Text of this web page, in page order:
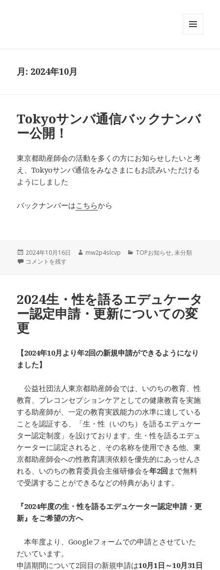
月: 2024年10月
Tokyoサンバ通信バックナンバ
ー公開！
東京都助産師会の活動を多くの方にお知らせしたいと考
え、Tokyoサンバ通信をみなさまにもお読みいただける
ようにしました
バックナンバーはこちらから
投
稿
2024年10月16日
作
mw2p4slcvp
カ
TOPお知らせ,未分類
Tokyoサンバ通信バックナンバー公開！ に
コメントを残す
2024生・性を語るエデュケータ
ー認定申請・更新についての変
更
【2024年10月より年2回の新規申請ができるようになり
ました】
公益社団法人東京都助産師会では、いのちの教育、性
教育、プレコンセプションケアとしての健康教育を実施
する助産師が、一定の教育実践能力の水準に達している
ことを認証する、「生・性（いのち）を語るエデュケー
ター認定制度」を設けております。生・性を語るエデュ
ケーターに認定されると、その名称を使用できる他、東
京都助産師会への性教育講演依頼を優先的にあっせんさ
れる、いのちの教育委員会主催研修会を年2回 まで無料
で受講することができるなどの特典があります。
『2024年度の生・性を語るエデュケーター認定申請・更
新』をご希望の方へ
本年度より、Googleフォームでの申請とさせていた
だいています。
申請期間について2回目の新規申請は10月1日～10月31日